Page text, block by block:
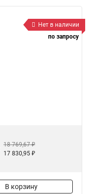
Нет в наличии
по запросу
18 769,67 ₽
17 830,95 ₽
В корзину